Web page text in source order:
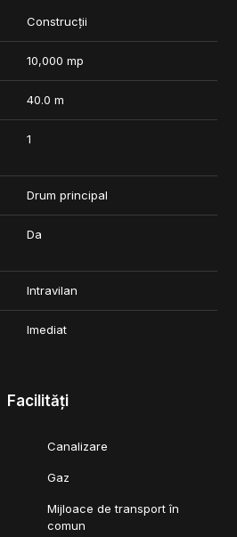
doua constructii metalice:
200 mp
atat pentru dezvoltare industriala
hala de 3.500 mp), cat si pentru
regimului de inaltime permis.
stabilirea unei vizionari, va stam la
Construcții
10,000 mp
40.0 m
1
Drum principal
Da
Intravilan
Imediat
Facilități
Canalizare
Gaz
Mijloace de transport în
comun